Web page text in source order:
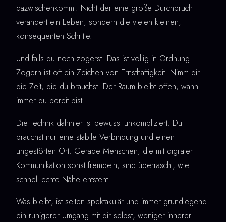
dazwischenkommt. Nicht der eine große Durchbruch
verändert ein Leben, sondern die vielen kleinen,
konsequenten Schritte.
Und falls du noch zögerst: Das ist völlig in Ordnung.
Zögern ist oft ein Zeichen von Ernsthaftigkeit. Nimm dir
die Zeit, die du brauchst. Der Raum bleibt offen, wann
immer du bereit bist.
Die Technik dahinter ist bewusst unkompliziert. Du
brauchst nur eine stabile Verbindung und einen
ungestörten Ort. Gerade Menschen, die mit digitaler
Kommunikation sonst fremdeln, sind überrascht, wie
schnell echte Nähe entsteht.
Was bleibt, ist selten spektakulär und immer grundlegend:
ein ruhigerer Umgang mit dir selbst, weniger innerer